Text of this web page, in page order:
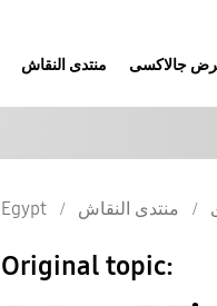
منتدى النقاش جالاكسى
Egypt منتدى النقاش
Original topic: